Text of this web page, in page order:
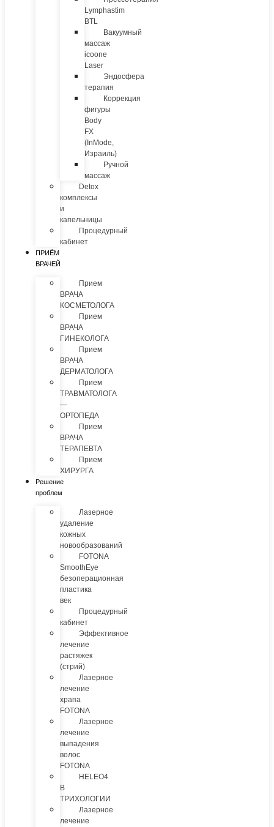
Lymphastim
BTL
Вакуумный
массаж
icoone
Laser
Эндосфера
терапия
Коррекция
фигуры
Body
FX
(InMode,
Израиль)
Ручной
массаж
Detox
комплексы
и
капельницы
Процедурный
кабинет
ПРИЁМ
ВРАЧЕЙ
Прием
ВРАЧА
КОСМЕТОЛОГА
Прием
ВРАЧА
ГИНЕКОЛОГА
Прием
ВРАЧА
ДЕРМАТОЛОГА
Прием
ТРАВМАТОЛОГА
—
ОРТОПЕДА
Прием
ВРАЧА
ТЕРАПЕВТА
Прием
ХИРУРГА
Решение
проблем
Лазерное
удаление
кожных
новообразований
FOTONA
SmoothEye
безоперационная
пластика
век
Процедурный
кабинет
Эффективное
лечение
растяжек
(стрий)
Лазерное
лечение
храпа
FOTONA
Лазерное
лечение
выпадения
волос
FOTONA
HELEO4
В
ТРИХОЛОГИИ
Лазерное
лечение